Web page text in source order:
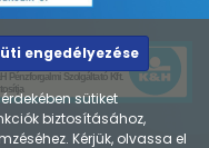
engedélyezése
sütiket
biztosításához,
Kérjük, olvassa el